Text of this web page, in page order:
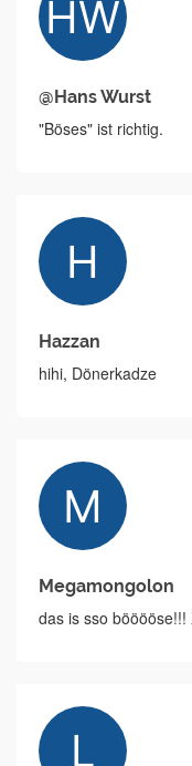
@Hans Wurst
"Böses" ist richtig.
Hazzan
hihi, Dönerkadze
Megamongolon
das is sso